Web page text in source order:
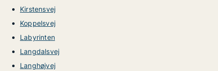
Kirstensvej
Koppelsvej
Labyrinten
Langdalsvej
Langhøjvej